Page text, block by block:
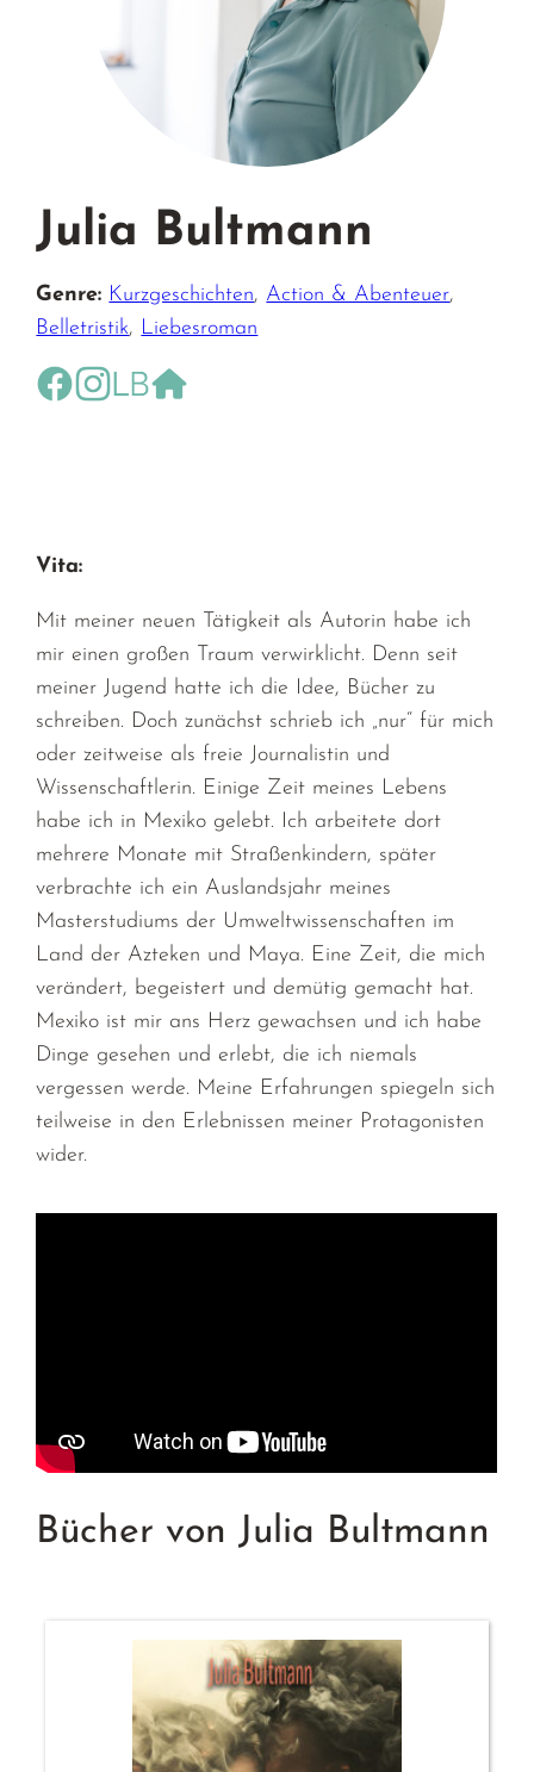
Julia Bultmann
Genre: Kurzgeschichten, Action & Abenteuer,
Belletristik, Liebesroman
https://www.facebook.com/julia.bultmann
https://www.instagram.com/
https://www.lovelybooks.de/mitglied/
Vita:
Mit meiner neuen Tätigkeit als Autorin habe ich
mir einen großen Traum verwirklicht. Denn seit
meiner Jugend hatte ich die Idee, Bücher zu
schreiben. Doch zunächst schrieb ich „nur“ für mich
oder zeitweise als freie Journalistin und
Wissenschaftlerin. Einige Zeit meines Lebens
habe ich in Mexiko gelebt. Ich arbeitete dort
mehrere Monate mit Straßenkindern, später
verbrachte ich ein Auslandsjahr meines
Masterstudiums der Umweltwissenschaften im
Land der Azteken und Maya. Eine Zeit, die mich
verändert, begeistert und demütig gemacht hat.
Mexiko ist mir ans Herz gewachsen und ich habe
Dinge gesehen und erlebt, die ich niemals
vergessen werde. Meine Erfahrungen spiegeln sich
teilweise in den Erlebnissen meiner Protagonisten
wider.
Bücher von Julia Bultmann